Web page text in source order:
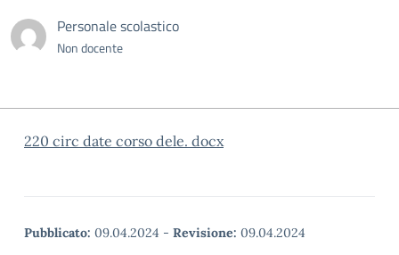
Personale scolastico
Non docente
220 circ date corso dele. docx
Pubblicato: 09.04.2024 - Revisione: 09.04.2024